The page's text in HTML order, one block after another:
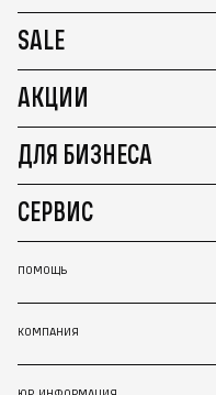
SALE
АКЦИИ
ДЛЯ БИЗНЕСА
СЕРВИС
ПОМОЩЬ
КОМПАНИЯ